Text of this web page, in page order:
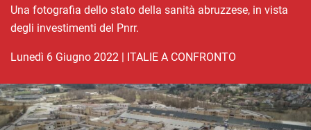
Una fotografia dello stato della sanità abruzzese, in vista
degli investimenti del Pnrr.
lunedì 6 Giugno 2022 ITALIE A CONFRONTO